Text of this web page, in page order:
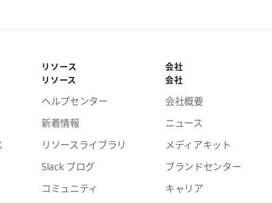
リソース
リソース
ヘルプセンター
新着情報
リソースライブラリ
Slack ブログ
コミュニティ
会社
会社
会社概要
ニュース
メディアキット
ブランドセンター
キャリア